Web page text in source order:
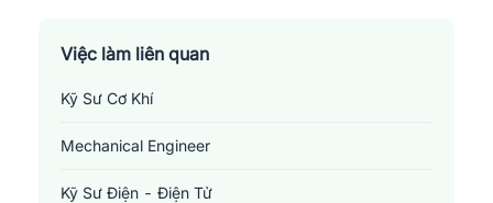
Thành Phố Hà Tĩnh
Thị Xã Hồng Lĩnh
Thị Xã Kỳ Anh
Việc làm liên quan
Kỹ Sư Cơ Khí
Mechanical Engineer
Kỹ Sư Điện - Điện Tử